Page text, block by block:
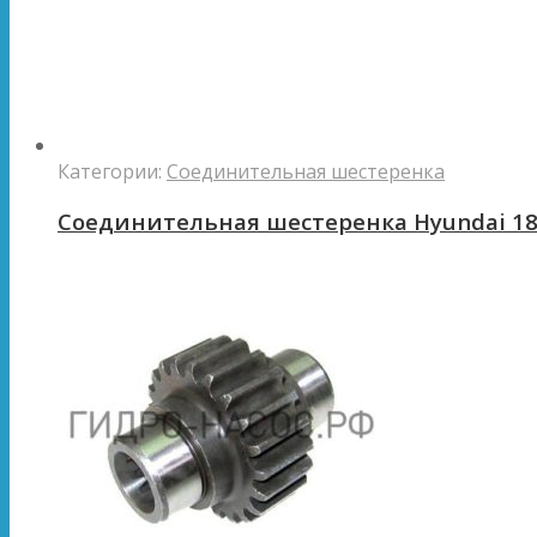
Категории: Соединительная шестеренка
Соединительная шестеренка Hyundai